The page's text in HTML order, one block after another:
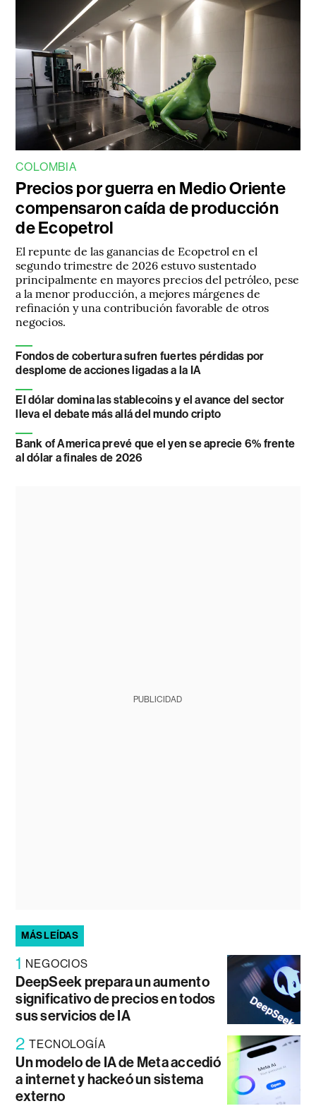
COLOMBIA
Precios por guerra en Medio Oriente
compensaron caída de producción
de Ecopetrol
El repunte de las ganancias de Ecopetrol en el
segundo trimestre de 2026 estuvo sustentado
principalmente en mayores precios del petróleo, pese
a la menor producción, a mejores márgenes de
refinación y una contribución favorable de otros
negocios.
Fondos de cobertura sufren fuertes pérdidas por
desplome de acciones ligadas a la IA
El dólar domina las stablecoins y el avance del sector
lleva el debate más allá del mundo cripto
Bank of America prevé que el yen se aprecie 6% frente
al dólar a finales de 2026
PUBLICIDAD
MÁS LEÍDAS
1 NEGOCIOS
DeepSeek prepara un aumento
significativo de precios en todos
sus servicios de IA
2 TECNOLOGÍA
Un modelo de IA de Meta accedió
a internet y hackeó un sistema
externo